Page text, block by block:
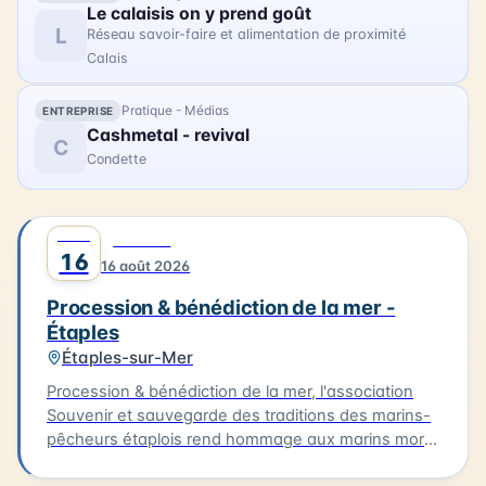
L
Le calaisis on y prend goût
Réseau savoir-faire et alimentation de proximité
Calais
ENTREPRISE Pratique - Médias
C Cashmetal - revival
Condette
16 16 août 2026
Procession & bénédiction de la mer -
Étaples
Étaples-sur-Mer
Procession & bénédiction de la mer, l'association
Souvenir et sauvegarde des traditions des marins-
pêcheurs étaplois rend hommage aux marins morts